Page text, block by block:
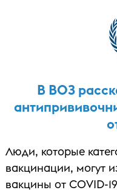
В ВОЗ
Люди, которые
вакцинации, могут
вакцины от COVID-